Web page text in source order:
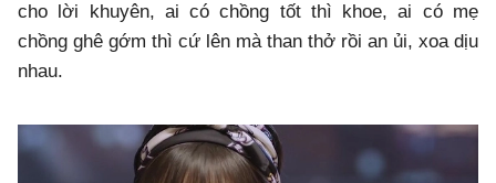
cho lời khuyên, ai có chồng tốt thì khoe, ai có mẹ
chồng ghê gớm thì cứ lên mà than thở rồi an ủi, xoa dịu
nhau.